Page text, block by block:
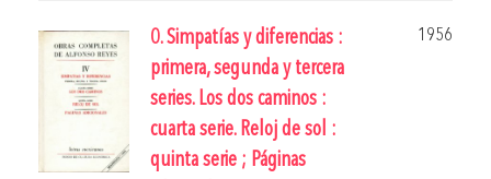
0. Simpatías y diferencias :
primera, segunda y tercera
series. Los dos caminos :
cuarta serie. Reloj de sol :
quinta serie ; Páginas
1956